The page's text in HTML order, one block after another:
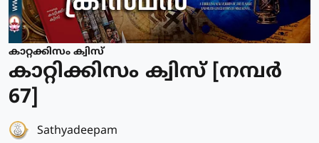
കാറ്റക്കിസം ക്വിസ്
കാറ്റിക്കിസം ക്വിസ് [നമ്പര്‍
67]
Sathyadeepam